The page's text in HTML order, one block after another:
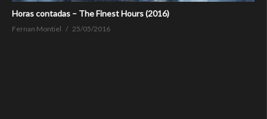
Horas contadas – The Finest Hours (2016)
Fernan Montiel 25/05/2016